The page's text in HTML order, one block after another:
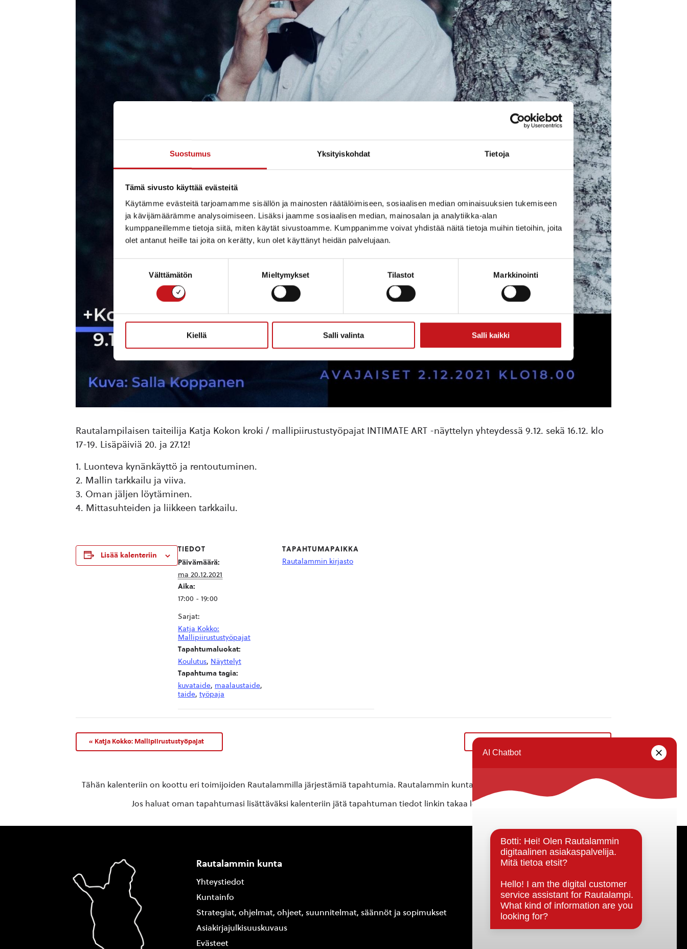
Suostumus Yksityiskohdat Tietoja
Tämä sivusto käyttää evästeitä
Käytämme evästeitä tarjoamamme sisällön ja mainosten räätälöimiseen, sosiaalisen median ominaisuuksien tukemiseen
ja kävijämäärämme analysoimiseen. Lisäksi jaamme sosiaalisen median, mainosalan ja analytiikka-alan
kumppaneillemme tietoja siitä, miten käytät sivustoamme. Kumppanimme voivat yhdistää näitä tietoja muihin tietoihin, joita
olet antanut heille tai joita on kerätty, kun olet käyttänyt heidän palvelujaan.
Välttämätön Mieltymykset Tilastot Markkinointi
Kiellä Salli valinta Salli kaikki
Rautalampilaisen taiteilija Katja Kokon kroki / mallipiirustustyöpajat INTIMATE ART -näyttelyn yhteydessä 9.12. sekä 16.12. klo
17-19. Lisäpäiviä 20. ja 27.12!
Luonteva kynänkäyttö ja rentoutuminen.
Mallin tarkkailu ja viiva.
Oman jäljen löytäminen.
Mittasuhteiden ja liikkeen tarkkailu.
Lisää kalenteriin
TIEDOT
Päivämäärä:
ma 20.12.2021
Aika:
17:00 - 19:00
Sarjat:
Katja Kokko:
Mallipiirustustyöpajat
Tapahtumaluokat:
Koulutus, Näyttelyt
Tapahtuma tagia:
kuvataide, maalaustaide,
taide, työpaja
TAPAHTUMAPAIKKA
Rautalammin kirjasto
« Katja Kokko: Mallipiirustustyöpajat
Tähän kalenteriin on koottu eri toimijoiden Rautalammilla järjestämiä tapahtumia. Rautalammin kunta ei vastaa tietojen oikeellisuudesta.
Jos haluat oman tapahtumasi lisättäväksi kalenteriin jätä tapahtuman tiedot linkin takaa löytyvällä
Rautalammin kunta
Yhteystiedot
Kuntainfo
Strategiat, ohjelmat, ohjeet, suunnitelmat, säännöt ja sopimukset
Asiakirjajulkisuuskuvaus
Evästeet
Päätöksenteko ja lähidemokratia
Päätökset, esityslistat & pöytäkirjat
Hallinto
Kunnanhallitus
Kunnanvaltuusto